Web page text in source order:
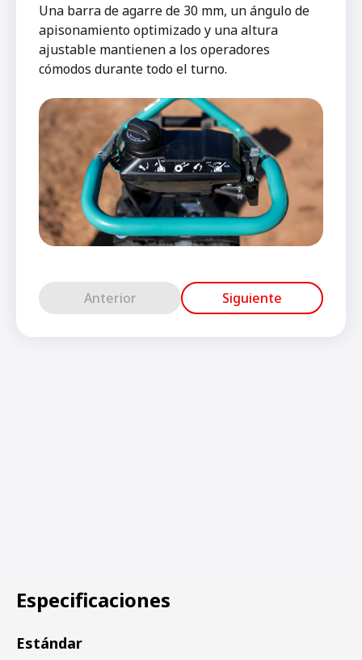
Una barra de agarre de 30 mm, un ángulo de
apisonamiento optimizado y una altura
ajustable mantienen a los operadores
cómodos durante todo el turno.
Anterior Siguiente
Especificaciones
Estándar